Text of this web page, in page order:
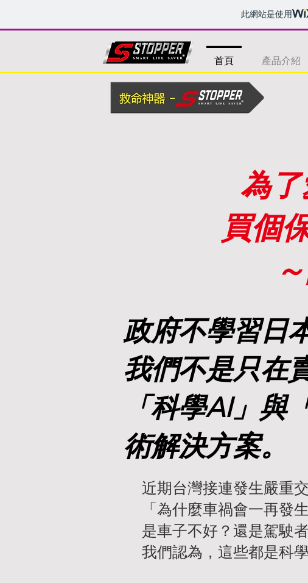
此網站是使用
首頁 產品介紹
為
買個
政府不學習日
我們不是只在
「科學AI」
術解決方案。
近期台灣接連發生嚴重
「為什麼車禍會一再發
是車子不好？還是駕駛
我們認為，這些都是科